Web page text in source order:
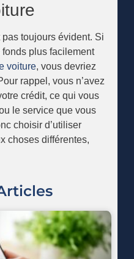
pas toujours évident. Si
plus facilement
voiture, vous devriez
rappel, vous n’avez
crédit, ce qui vous
le service que vous
choisir d’utiliser
choses différentes,